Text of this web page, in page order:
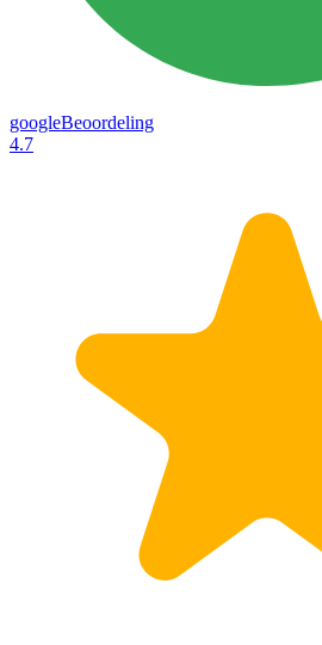
googleBeoordeling
4.7